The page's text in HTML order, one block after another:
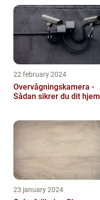
22 february 2024
Overvågningskamera -
Sådan sikrer du dit hjem
23 january 2024